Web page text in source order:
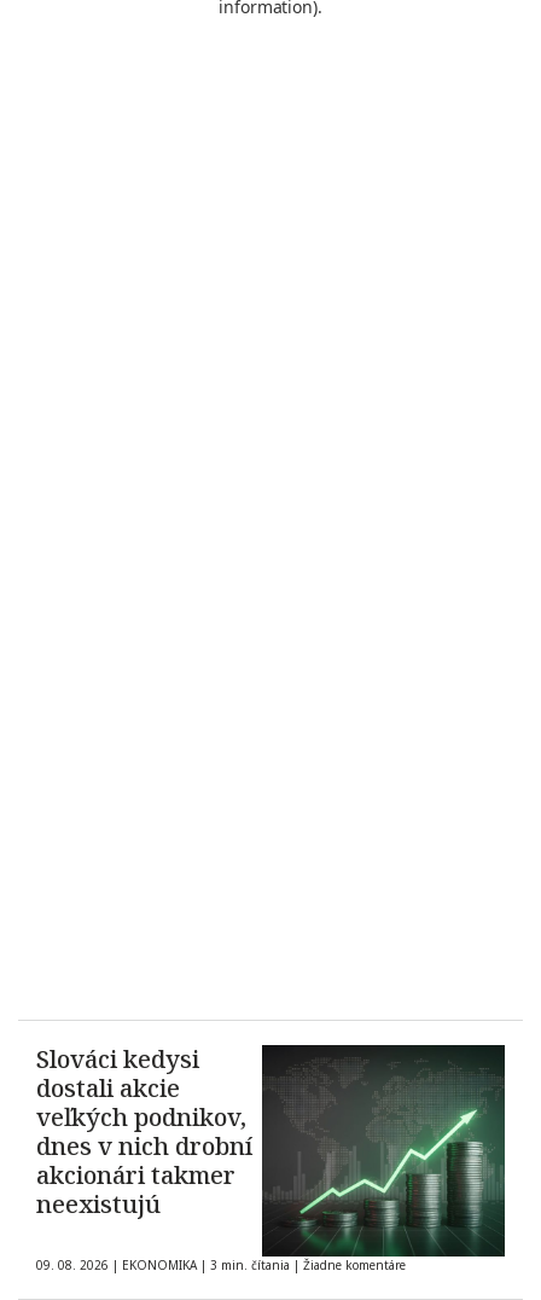
Slováci kedysi
dostali akcie
veľkých podnikov,
dnes v nich drobní
akcionári takmer
neexistujú
09. 08. 2026 | EKONOMIKA | 3 min. čítania | Žiadne komentáre